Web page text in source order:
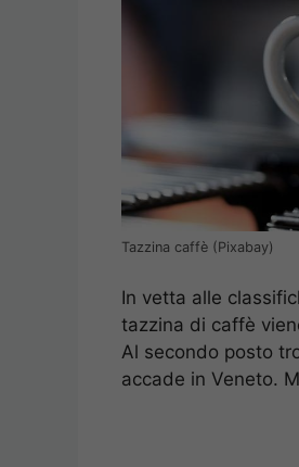
Tazzina caffè (Pixabay)
In vetta alle
tazzina di caffè
Al secondo posto
accade in Veneto.